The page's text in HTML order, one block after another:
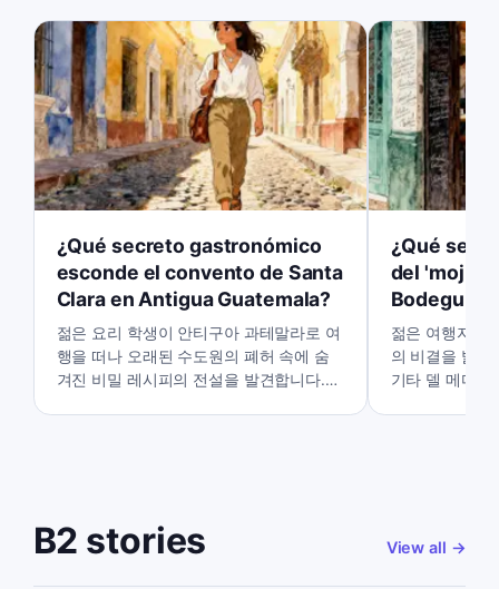
¿Qué secreto gastronómico
esconde el convento de Santa
Clara en Antigua Guatemala?
젊은 요리 학생이 안티구아 과테말라로 여
행을 떠나 오래된 수도원의 폐허 속에 숨
겨진 비밀 레시피의 전설을 발견합니다.
¿Qué
del 'mojito'
Bodeguita
젊은 여행자가
의 비결을 밝히
기타 델 메디오
B2 stories View all →